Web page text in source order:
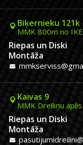
Biķernieku 121k
MMK 800m no
Riepas un Diski
Montāža
Kaivas 9
MMK Dreiliņu aplis
Riepas un Diski
Montāža